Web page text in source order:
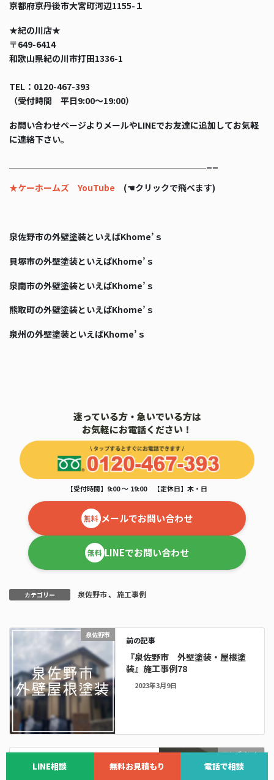
京都府京丹後市大宮町河辺1155-１
★紀の川店★
〒649-6414
和歌山県紀の川市打田1336-1
TEL：0120-467-393
（受付時間 平日9:00〜19:00）
お問い合わせページよりメールやLINEでお友達に追加してお気軽
に連絡下さい。
★ケーホームズ YouTube (☚クリックで飛べます)
泉佐野市の外壁塗装といえばKhome’ｓ
貝塚市の外壁塗装といえばKhome’ｓ
泉南市の外壁塗装といえばKhome’ｓ
熊取町の外壁塗装といえばKhome’ｓ
泉州の外壁塗装といえばKhome’ｓ
迷っている方・急いでいる方は
お気軽にお電話ください！
【受付時間】9:00 ～ 19:00 【定休日】木・日
無料 メールでお問い合わせ
無料 LINEでお問い合わせ
カテゴリー 泉佐野市、 施工事例
泉佐野市
前の記事
『泉佐野市 外壁塗装・屋根塗
装』施工事例78
2023年3月9日
ワンポイント
LINE相談 無料お見積もり 電話で相談